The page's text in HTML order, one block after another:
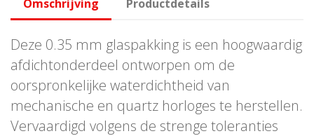
Omschrijving Productdetails
Deze 0.35 mm glaspakking is een hoogwaardig
afdichtonderdeel ontworpen om de
oorspronkelijke waterdichtheid van
mechanische en quartz horloges te herstellen.
Vervaardigd volgens de strenge toleranties